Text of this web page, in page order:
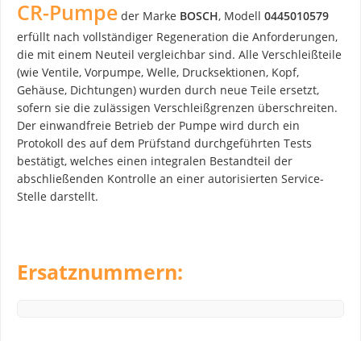
CR-Pumpe der Marke BOSCH, Modell 0445010579
erfüllt nach vollständiger Regeneration die Anforderungen,
die mit einem Neuteil vergleichbar sind. Alle Verschleißteile
(wie Ventile, Vorpumpe, Welle, Drucksektionen, Kopf,
Gehäuse, Dichtungen) wurden durch neue Teile ersetzt,
sofern sie die zulässigen Verschleißgrenzen überschreiten.
Der einwandfreie Betrieb der Pumpe wird durch ein
Protokoll des auf dem Prüfstand durchgeführten Tests
bestätigt, welches einen integralen Bestandteil der
abschließenden Kontrolle an einer autorisierten Service-
Stelle darstellt.
Ersatznummern: